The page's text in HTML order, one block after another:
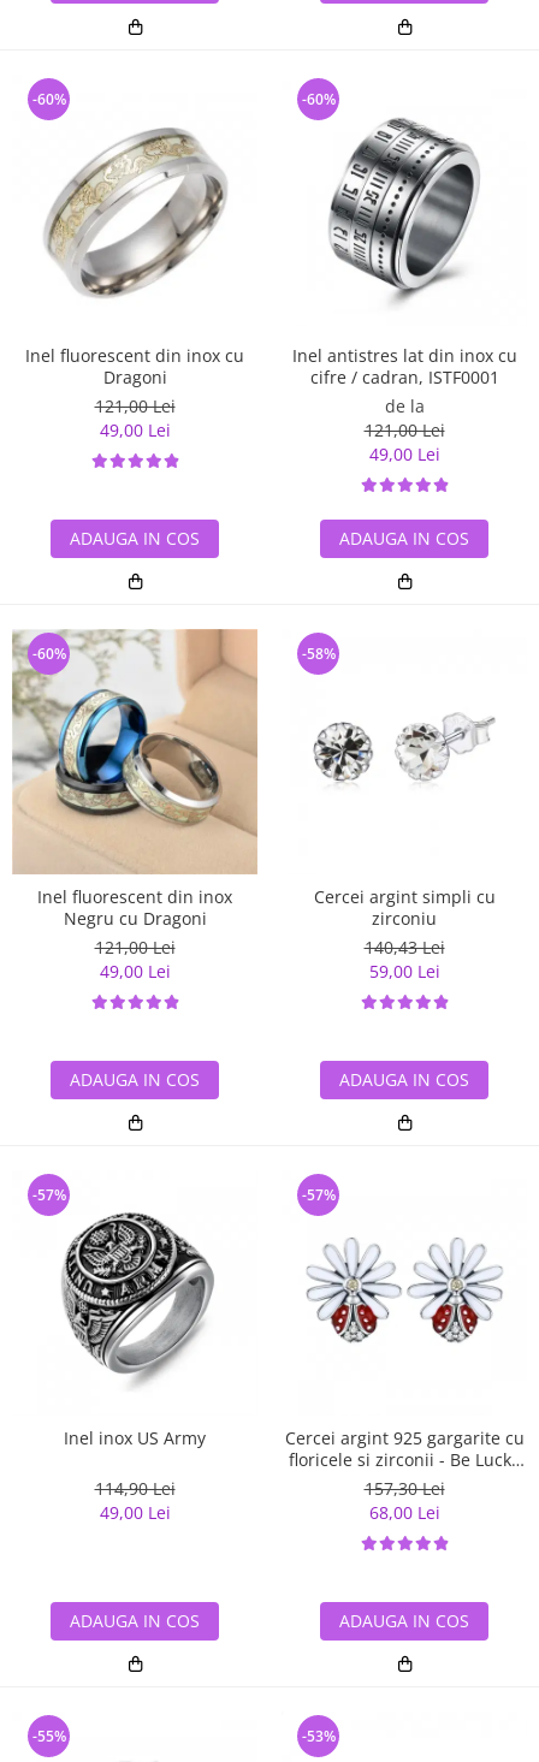
Inel fluorescent din inox cu
Dragoni
121,00 Lei
49,00 Lei
-60%
ADAUGA IN COS
Inel antistres lat din inox cu
cifre / cadran, ISTF0001
de la
121,00 Lei
49,00 Lei
-60%
ADAUGA IN COS
Inel fluorescent din inox
Negru cu Dragoni
121,00 Lei
49,00 Lei
-60%
ADAUGA IN COS
Cercei argint simpli cu
zirconiu
140,43 Lei
59,00 Lei
-58%
ADAUGA IN COS
Inel inox US Army
114,90 Lei
49,00 Lei
-57%
ADAUGA IN COS
Cercei argint 925 gargarite cu
floricele si zirconii - Be Lucky
EST0022
157,30 Lei
68,00 Lei
-57%
ADAUGA IN COS
-55% -53%